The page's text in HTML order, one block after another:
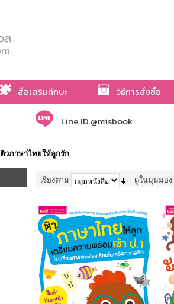
สื่อเสริมทักษะ วิธีการสั่งซื้อ
Line ID @misbook
ติวภาษาไทยให้ลูกรัก
เรียงตาม ดูในมุมมอง: